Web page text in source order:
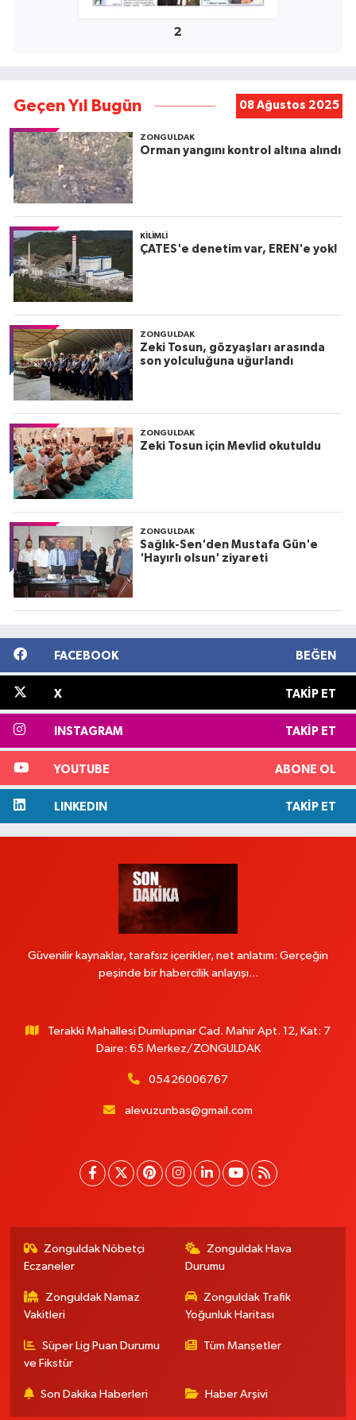
2
Geçen Yıl Bugün 08 Ağustos 2025
ZONGULDAK
Orman yangını kontrol altına alındı
KILIMLI
ÇATES'e denetim var, EREN'e yok!
ZONGULDAK
Zeki Tosun, gözyaşları arasında
son yolculuğuna uğurlandı
ZONGULDAK
Zeki Tosun için Mevlid okutuldu
ZONGULDAK
Sağlık-Sen'den Mustafa Gün'e
'Hayırlı olsun' ziyareti
FACEBOOK BEĞEN
X TAKIP ET
INSTAGRAM TAKIP ET
YOUTUBE ABONE OL
LINKEDIN TAKIP ET
Güvenilir kaynaklar, tarafsız içerikler, net anlatım: Gerçeğin
peşinde bir habercilik anlayışı...
Terakki Mahallesi Dumlupınar Cad. Mahir Apt. 12, Kat: 7
Daire: 65 Merkez/ZONGULDAK
05426006767
alevuzunbas@gmail.com
Zonguldak Nöbetçi
Eczaneler
Zonguldak Hava
Durumu
Zonguldak Namaz
Vakitleri
Zonguldak Trafik
Yoğunluk Haritası
Süper Lig Puan Durumu
ve Fikstür
Tüm Manşetler
Son Dakika Haberleri Haber Arşivi